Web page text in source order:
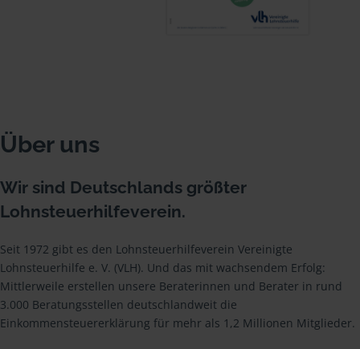
Über uns
Wir sind Deutschlands größter
Lohnsteuerhilfeverein.
Seit 1972 gibt es den Lohnsteuerhilfeverein Vereinigte
Lohnsteuerhilfe e. V. (VLH). Und das mit wachsendem Erfolg:
Mittlerweile erstellen unsere Beraterinnen und Berater in rund
3.000 Beratungsstellen deutschlandweit die
Einkommensteuererklärung für mehr als 1,2 Millionen Mitglieder.